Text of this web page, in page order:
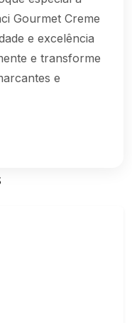
Gourmet Creme
e excelência
e transforme
e